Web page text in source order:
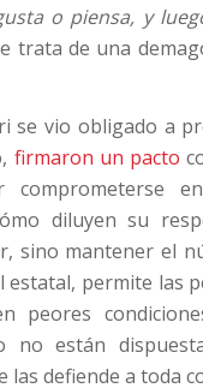
o piensa, y
trata de una
se vio obligado a
firmaron un pacto
comprometerse
diluyen su
sino mantener el
permite las
peores
no están
defiende a toda